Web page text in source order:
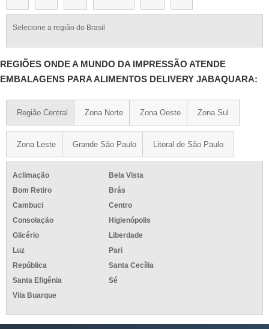
Selecione a região do Brasil
REGIÕES ONDE A MUNDO DA IMPRESSÃO ATENDE
EMBALAGENS PARA ALIMENTOS DELIVERY JABAQUARA:
Região Central Zona Norte Zona Oeste Zona Sul
Zona Leste Grande São Paulo Litoral de São Paulo
Aclimação
Bela Vista
Bom Retiro
Brás
Cambuci
Centro
Consolação
Higienópolis
Glicério
Liberdade
Luz
Pari
República
Santa Cecília
Santa Efigênia
Sé
Vila Buarque